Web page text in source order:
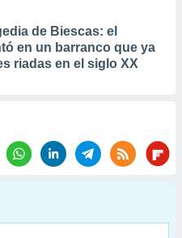
de Biescas: el
en un barranco que ya
riadas en el siglo XX